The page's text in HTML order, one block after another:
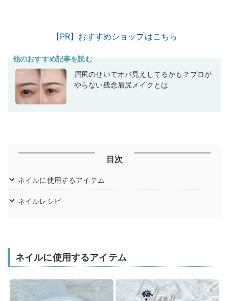
【PR】おすすめショップはこちら
他のおすすめ記事を読む
眉尻のせいでオバ見えしてるかも？プロが
やらない残念眉尻メイクとは
目次
ネイルに使用するアイテム
ネイルレシピ
ネイルに使用するアイテム